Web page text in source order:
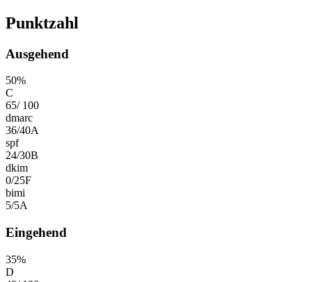
Punktzahl
Ausgehend
50%
C
65/ 100
dmarc
36/40A
spf
24/30B
dkim
0/25F
bimi
5/5A
Eingehend
35%
D